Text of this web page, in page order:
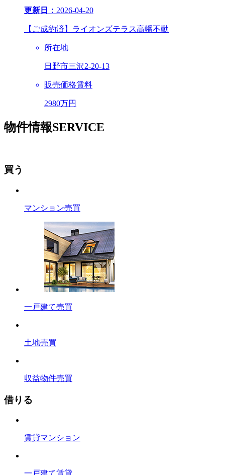
更新日： 2026-04-20
【ご成約済】ライオンズテラス高幡不動
所在地
日野市三沢2-20-13
販売価格賃料
2980万円
物件情報SERVICE
買う
マンション売買
一戸建て売買
土地売買
収益物件売買
借りる
賃貸マンション